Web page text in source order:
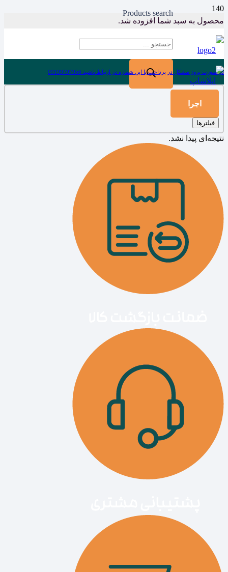
محصول به سبد شما افزوده شد.
Products search
در صورت بروز مشکل در پرداخت با این شماره در ارتباط باشید 09199797956
اجرا
فیلترها
نتیجه‌ای پیدا نشد.